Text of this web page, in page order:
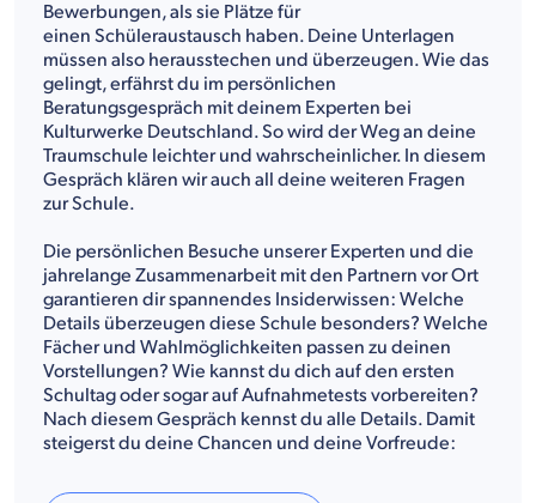
Bewerbungen, als sie Plätze für
einen Schüleraustausch haben. Deine Unterlagen
müssen also herausstechen und überzeugen. Wie das
gelingt, erfährst du im persönlichen
Beratungsgespräch mit deinem Experten bei
Kulturwerke Deutschland. So wird der Weg an deine
Traumschule leichter und wahrscheinlicher. In diesem
Gespräch klären wir auch all deine weiteren Fragen
zur Schule.
Die persönlichen Besuche unserer Experten und die
jahrelange Zusammenarbeit mit den Partnern vor Ort
garantieren dir spannendes Insiderwissen: Welche
Details überzeugen diese Schule besonders? Welche
Fächer und Wahlmöglichkeiten passen zu deinen
Vorstellungen? Wie kannst du dich auf den ersten
Schultag oder sogar auf Aufnahmetests vorbereiten?
Nach diesem Gespräch kennst du alle Details. Damit
steigerst du deine Chancen und deine Vorfreude: